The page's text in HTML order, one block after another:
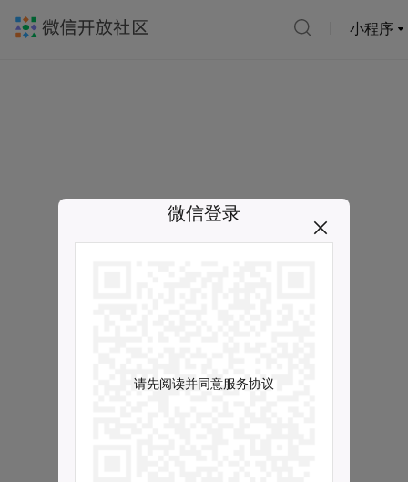
小程序
微信登录
请先阅读并同意服务协议